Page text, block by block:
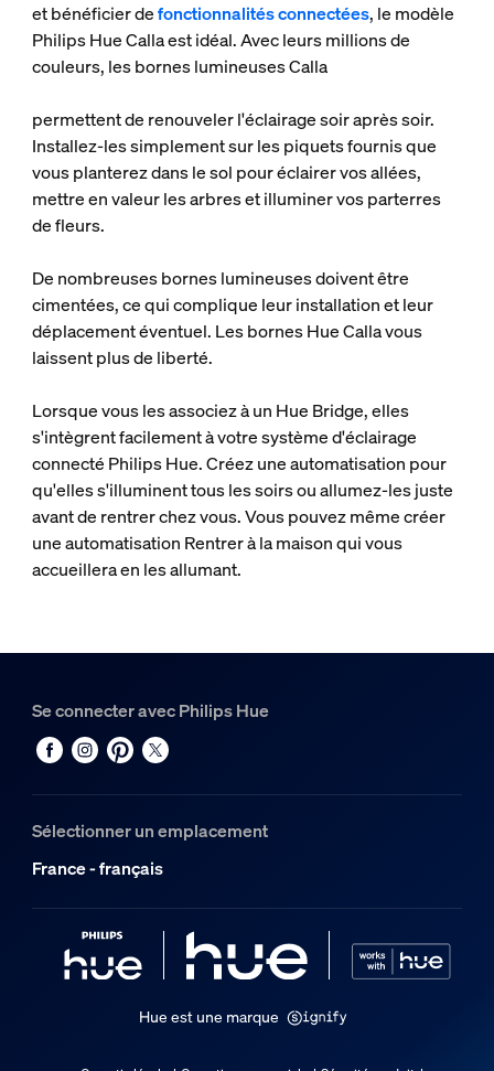
et bénéficier defonctionnalités connectées, le modèle
Philips Hue Calla est idéal. Avec leurs millions de
couleurs, les bornes lumineuses Calla
permettent de renouveler l'éclairage soir après soir.
Installez-les simplement sur les piquets fournis que
vous planterez dans le sol pour éclairer vos allées,
mettre en valeur les arbres et illuminer vos parterres
de fleurs.
De nombreuses bornes lumineuses doivent être
cimentées, ce qui complique leur installation et leur
déplacement éventuel. Les bornes Hue Calla vous
laissent plus de liberté.
Lorsque vous les associez à un Hue Bridge, elles
s'intègrent facilement à votre système d'éclairage
connecté Philips Hue. Créez une automatisation pour
qu'elles s'illuminent tous les soirs ou allumez-les juste
avant de rentrer chez vous. Vous pouvez même créer
une automatisation Rentrer à la maison qui vous
accueillera en les allumant.
Se connecter avec Philips Hue
Sélectionner un emplacement
France - français
Hue est une marque